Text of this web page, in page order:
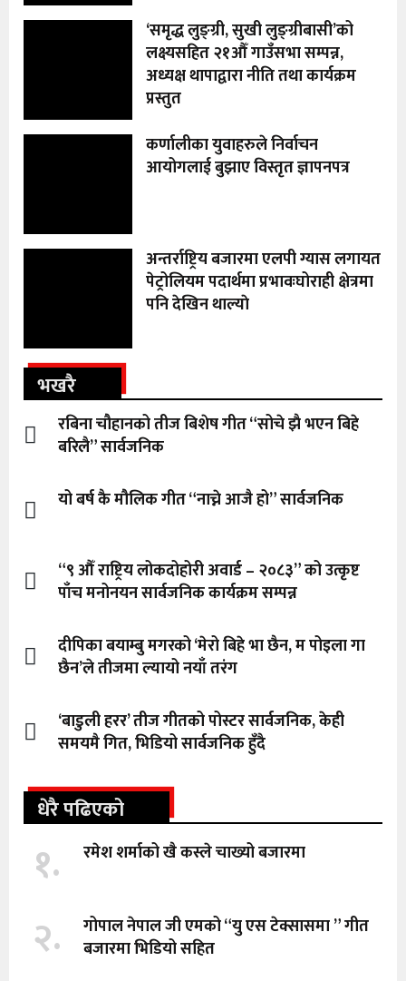
‘समृद्ध लुङ्ग्री, सुखी लुङ्ग्रीबासी’को
लक्ष्यसहित २१औँ गाउँसभा सम्पन्न,
अध्यक्ष थापाद्वारा नीति तथा कार्यक्रम
प्रस्तुत
कर्णालीका युवाहरुले निर्वाचन
आयोगलाई बुझाए विस्तृत ज्ञापनपत्र
अन्तर्राष्ट्रिय बजारमा एलपी ग्यास लगायत
पेट्रोलियम पदार्थमा प्रभावःघोराही क्षेत्रमा
पनि देखिन थाल्याे
भखरै
रबिना चौहानको तीज बिशेष गीत “सोचे झै भएन बिहे
बरिलै” सार्वजनिक
यो बर्ष कै मौलिक गीत “नाच्ने आजै हो” सार्वजनिक
“९ औँ राष्ट्रिय लोकदोहोरी अवार्ड – २०८३” को उत्कृष्ट
पाँच मनोनयन सार्वजनिक कार्यक्रम सम्पन्न
दीपिका बयाम्बु मगरको ‘मेरो बिहे भा छैन, म पोइला गा
छैन’ले तीजमा ल्यायो नयाँ तरंग
‘बाडुली हरर’ तीज गीतको पोस्टर सार्वजनिक, केही
समयमै गित, भिडियो सार्वजनिक हुँदै
धेरै पढिएको
१. रमेश शर्माको खै कस्ले चाख्यो बजारमा
२.
गोपाल नेपाल जी एमको “यु एस टेक्सासमा ” गीत
बजारमा भिडियो सहित